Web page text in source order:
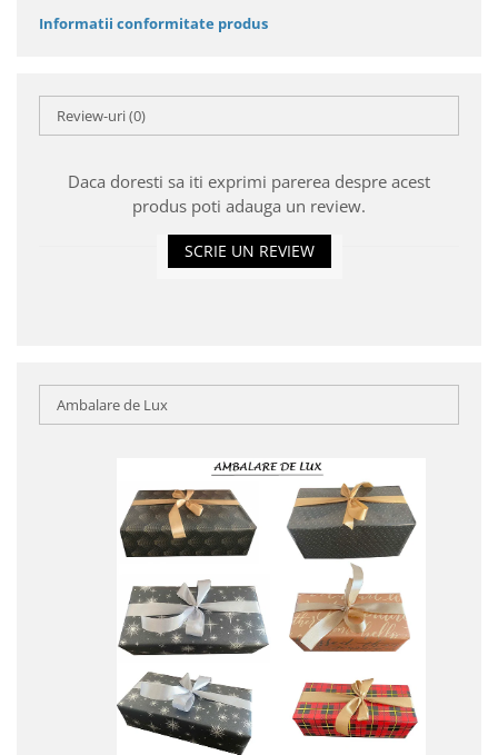
Informatii conformitate produs
Review-uri(0)
Daca doresti sa iti exprimi parerea despre acest
produs poti adauga un review.
SCRIE UN REVIEW
Ambalare de Lux